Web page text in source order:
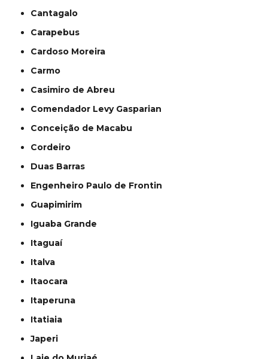
Cantagalo
Carapebus
Cardoso Moreira
Carmo
Casimiro de Abreu
Comendador Levy Gasparian
Conceição de Macabu
Cordeiro
Duas Barras
Engenheiro Paulo de Frontin
Guapimirim
Iguaba Grande
Itaguaí
Italva
Itaocara
Itaperuna
Itatiaia
Japeri